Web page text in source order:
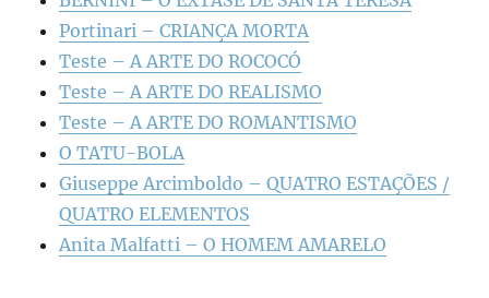
Portinari – CRIANÇA MORTA
Teste – A ARTE DO ROCOCÓ
Teste – A ARTE DO REALISMO
Teste – A ARTE DO ROMANTISMO
O TATU-BOLA
Giuseppe Arcimboldo – QUATRO ESTAÇÕES /
QUATRO ELEMENTOS
Anita Malfatti – O HOMEM AMARELO